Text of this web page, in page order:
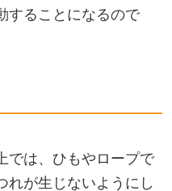
することになるので
では、ひもやロープで
れが生じないようにし